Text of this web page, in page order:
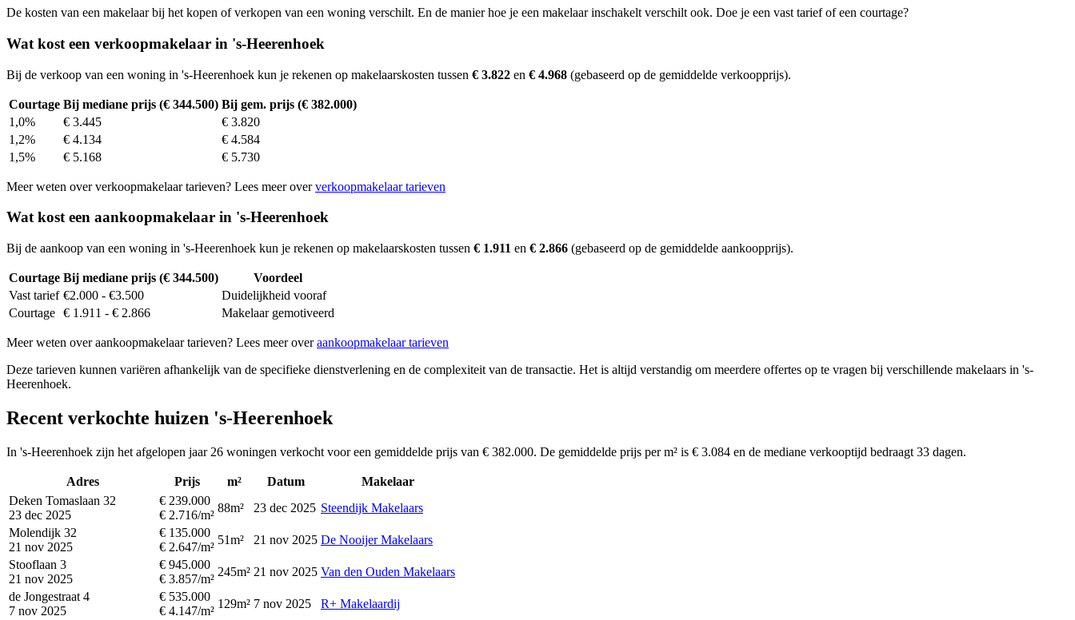
De kosten van een makelaar bij het kopen of verkopen van een woning verschilt. En de manier hoe je een makelaar inschakelt verschilt ook. Doe je een vast tarief of een courtage?
Wat kost een verkoopmakelaar in 's-Heerenhoek
Bij de verkoop van een woning in 's-Heerenhoek kun je rekenen op makelaarskosten tussen € 3.822 en € 4.968 (gebaseerd op de gemiddelde verkoopprijs).
Courtage Bij mediane prijs (€ 344.500) Bij gem. prijs (€ 382.000)
1,0%
€ 3.445
€ 3.820
1,2%
€ 4.134
€ 4.584
1,5%
€ 5.168 € 5.730
Meer weten over verkoopmakelaar tarieven? Lees meer oververkoopmakelaar tarieven
Wat kost een aankoopmakelaar in 's-Heerenhoek
Bij de aankoop van een woning in 's-Heerenhoek kun je rekenen op makelaarskosten tussen € 1.911 en € 2.866 (gebaseerd op de gemiddelde aankoopprijs).
Courtage Bij mediane prijs (€ 344.500)
Voordeel
Vast tarief €2.000 - €3.500
Duidelijkheid vooraf
Courtage € 1.911 - € 2.866 Makelaar gemotiveerd
Meer weten over aankoopmakelaar tarieven? Lees meer overaankoopmakelaar tarieven
Deze tarieven kunnen variëren afhankelijk van de specifieke dienstverlening en de complexiteit van de transactie. Het is altijd verstandig om meerdere offertes op te vragen bij verschillende makelaars in 's-
Heerenhoek.
Recent verkochte huizen 's-Heerenhoek
In 's-Heerenhoek zijn het afgelopen jaar 26 woningen verkocht voor een gemiddelde prijs van € 382.000. De gemiddelde prijs per m² is € 3.084 en de mediane verkooptijd bedraagt 33 dagen.
Adres Prijs m² Datum
Makelaar
Deken Tomaslaan 32
23 dec 2025
€ 239.000
€ 2.716/m²
88m² 23 dec 2025 Steendijk Makelaars
Molendijk 32
21 nov 2025
€ 135.000
€ 2.647/m²
51m² 21 nov 2025 De Nooijer Makelaars
Stooflaan 3
21 nov 2025
€ 945.000
€ 3.857/m²
245m² 21 nov 2025 Van den Ouden Makelaars
de Jongestraat 4
7 nov 2025
€ 535.000
€ 4.147/m²
129m² 7 nov 2025
R+ Makelaardij